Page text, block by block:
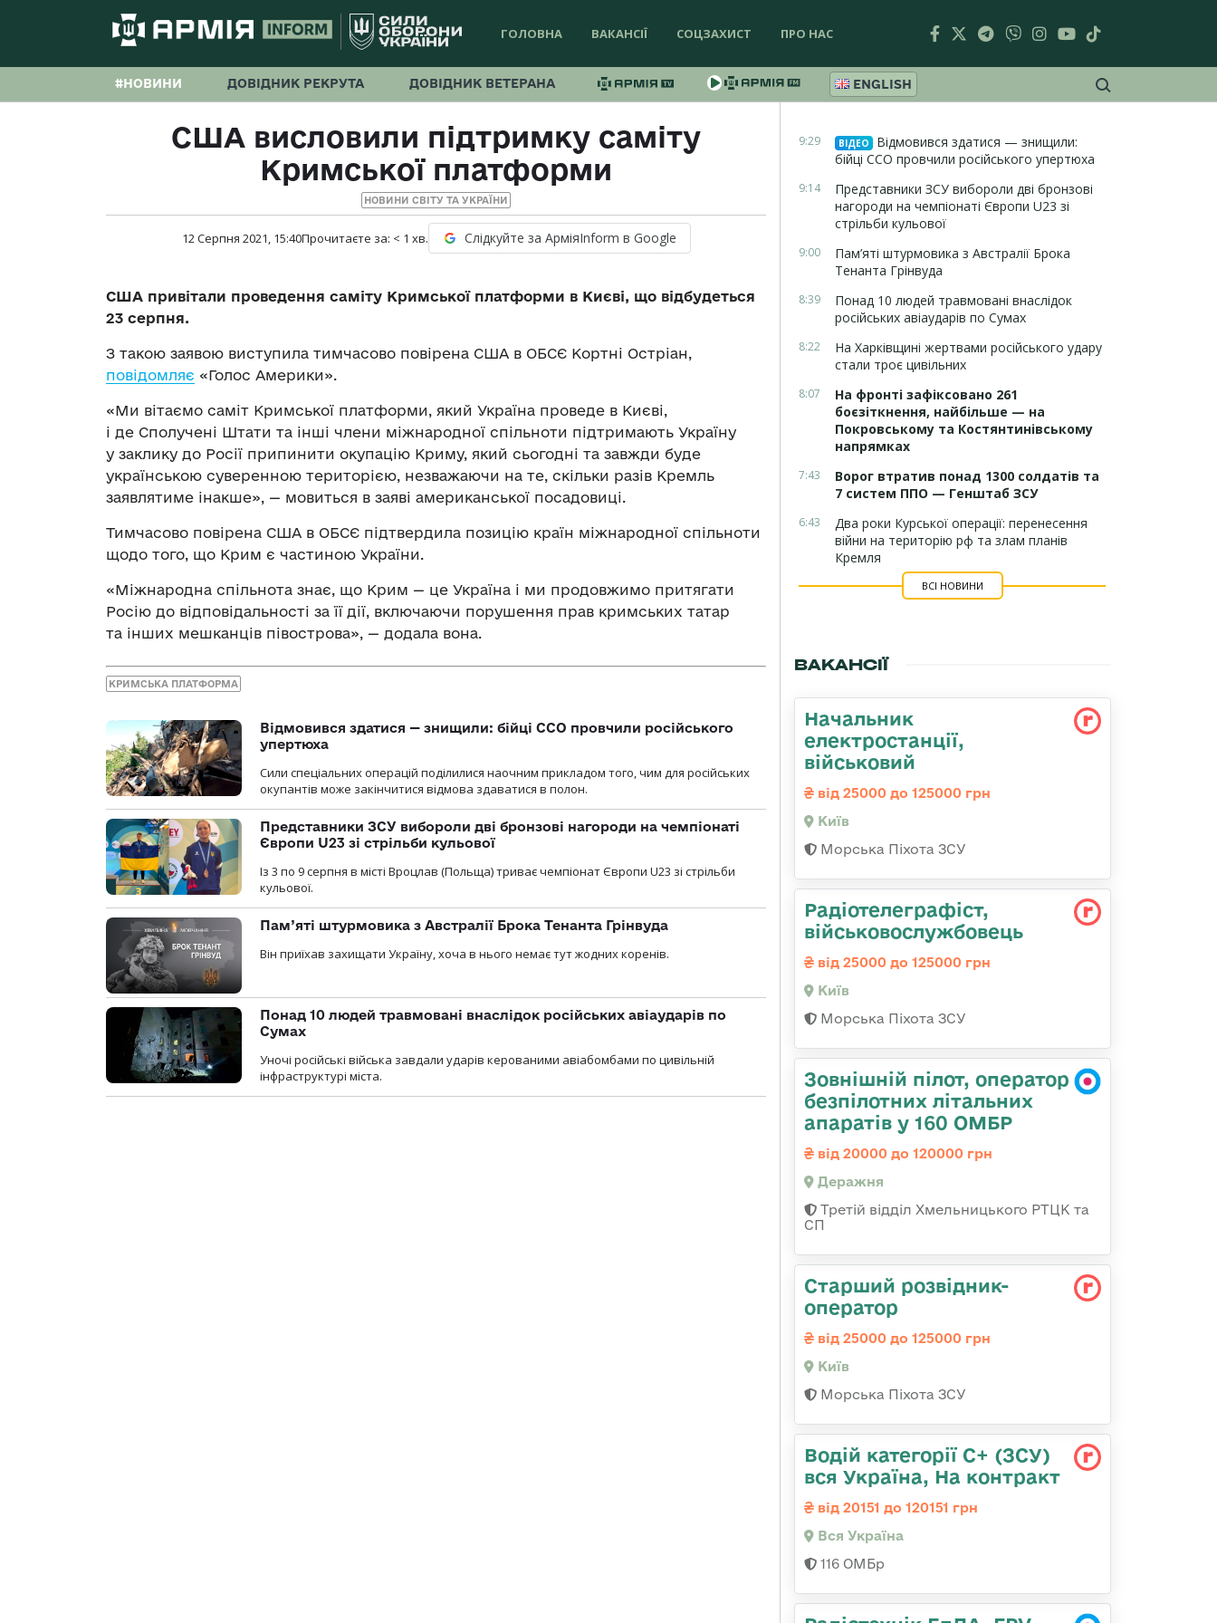
ГОЛОВНА ВАКАНСІЇ СОЦЗАХИСТ ПРО НАС
#НОВИНИ ДОВІДНИК РЕКРУТА ДОВІДНИК ВЕТЕРАНА ENGLISH
США висловили підтримку саміту
Кримської платформи
НОВИНИ СВІТУ ТА УКРАЇНИ
12 Серпня 2021, 15:40Прочитаєте за: < 1 хв. Слідкуйте за АрміяInform в Google
США привітали проведення саміту Кримської платформи в Києві, що відбудеться
23 серпня.
З такою заявою виступила тимчасово повірена США в ОБСЄ Кортні Остріан,
повідомляє «Голос Америки».
«Ми вітаємо саміт Кримської платформи, який Україна проведе в Києві,
і де Сполучені Штати та інші члени міжнародної спільноти підтримають Україну
у заклику до Росії припинити окупацію Криму, який сьогодні та завжди буде
українською суверенною територією, незважаючи на те, скільки разів Кремль
заявлятиме інакше», — мовиться в заяві американської посадовиці.
Тимчасово повірена США в ОБСЄ підтвердила позицію країн міжнародної спільноти
щодо того, що Крим є частиною України.
«Міжнародна спільнота знає, що Крим — це Україна і ми продовжимо притягати
Росію до відповідальності за її дії, включаючи порушення прав кримських татар
та інших мешканців півострова», — додала вона.
КРИМСЬКА ПЛАТФОРМА
Відмовився здатися — знищили: бійці ССО провчили російського
упертюха
Сили спеціальних операцій поділилися наочним прикладом того, чим для російських
окупантів може закінчитися відмова здаватися в полон.
Представники ЗСУ вибороли дві бронзові нагороди на чемпіонаті
Європи U23 зі стрільби кульової
Із 3 по 9 серпня в місті Вроцлав (Польща) триває чемпіонат Європи U23 зі стрільби
кульової.
Пам’яті штурмовика з Австралії Брока Тенанта Грінвуда
Він приїхав захищати Україну, хоча в нього немає тут жодних коренів.
Понад 10 людей травмовані внаслідок російських авіаударів по
Сумах
Уночі російські війська завдали ударів керованими авіабомбами по цивільній
інфраструктурі міста.
9:29 ВІДЕО
Відмовився здатися — знищили:
бійці ССО провчили російського упертюха
9:14
Представники ЗСУ вибороли дві бронзові
нагороди на чемпіонаті Європи U23 зі
стрільби кульової
9:00
Пам’яті штурмовика з Австралії Брока
Тенанта Грінвуда
8:39
Понад 10 людей травмовані внаслідок
російських авіаударів по Сумах
8:22
На Харківщині жертвами російського удару
стали троє цивільних
8:07
На фронті зафіксовано 261
боєзіткнення, найбільше — на
Покровському та Костянтинівському
напрямках
7:43
Ворог втратив понад 1300 солдатів та
7 систем ППО — Генштаб ЗСУ
6:43
Два роки Курської операції: перенесення
війни на територію рф та злам планів
Кремля
ВСІ НОВИНИ
ВАКАНСІЇ
Начальник
електpостанції,
військовий
від 25000 до 125000 грн
Київ
Морська Піхота ЗСУ
Радіотелеграфіст,
військовослужбовець
від 25000 до 125000 грн
Київ
Морська Піхота ЗСУ
Зовнішній пілот, оператор
безпілотних літальних
апаратів у 160 ОМБР
від 20000 до 120000 грн
Деражня
Третій відділ Хмельницького РТЦК та
СП
Стаpший pозвідник-
опеpатоp
від 25000 до 125000 грн
Київ
Морська Піхота ЗСУ
Водій категорії С+ (ЗСУ)
вся Україна, На контракт
від 20151 до 120151 грн
Вся Україна
116 ОМБр